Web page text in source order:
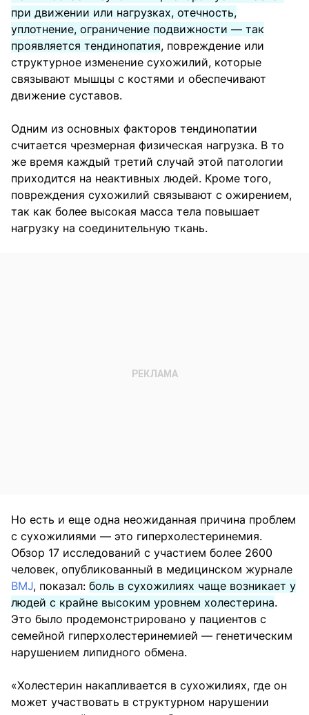
при движении или нагрузках, отечность,
уплотнение, ограничение подвижности — так
проявляется тендинопатия, повреждение или
структурное изменение сухожилий, которые
связывают мышцы с костями и обеспечивают
движение суставов.
Одним из основных факторов тендинопатии
считается чрезмерная физическая нагрузка. В то
же время каждый третий случай этой патологии
приходится на неактивных людей. Кроме того,
повреждения сухожилий связывают с ожирением,
так как более высокая масса тела повышает
нагрузку на соединительную ткань.
Но есть и еще одна неожиданная причина проблем
с сухожилиями — это гиперхолестеринемия.
Обзор 17 исследований с участием более 2600
человек, опубликованный в медицинском журнале
BMJ, показал: боль в сухожилиях чаще возникает у
людей с крайне высоким уровнем холестерина.
Это было продемонстрировано у пациентов с
семейной гиперхолестеринемией — генетическим
нарушением липидного обмена.
«Холестерин накапливается в сухожилиях, где он
может участвовать в структурном нарушении